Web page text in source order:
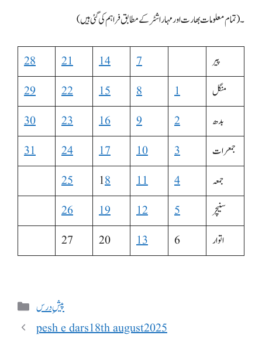
(تمام معلومات بھارت اور مہاراشٹر کے مطابق فراہم کی گئی ہیں)۔
28 21 14 7
پیر
29
22 15 8 1
منگل
30
23 16 9 2
بدھ
31
24 17 10 3
جمعرات
25
18 11 4
جمعہ
26
19 12 5
سنیچر
27
20 13 6 اتوار
Categories
پیشِ درس
pesh e dars18th august2025